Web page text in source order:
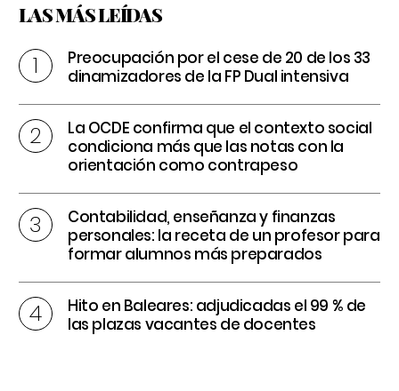
LAS MÁS LEÍDAS
Preocupación por el cese de 20 de los 33
dinamizadores de la FP Dual intensiva
La OCDE confirma que el contexto social
condiciona más que las notas con la
orientación como contrapeso
Contabilidad, enseñanza y finanzas
personales: la receta de un profesor para
formar alumnos más preparados
Hito en Baleares: adjudicadas el 99 % de
las plazas vacantes de docentes